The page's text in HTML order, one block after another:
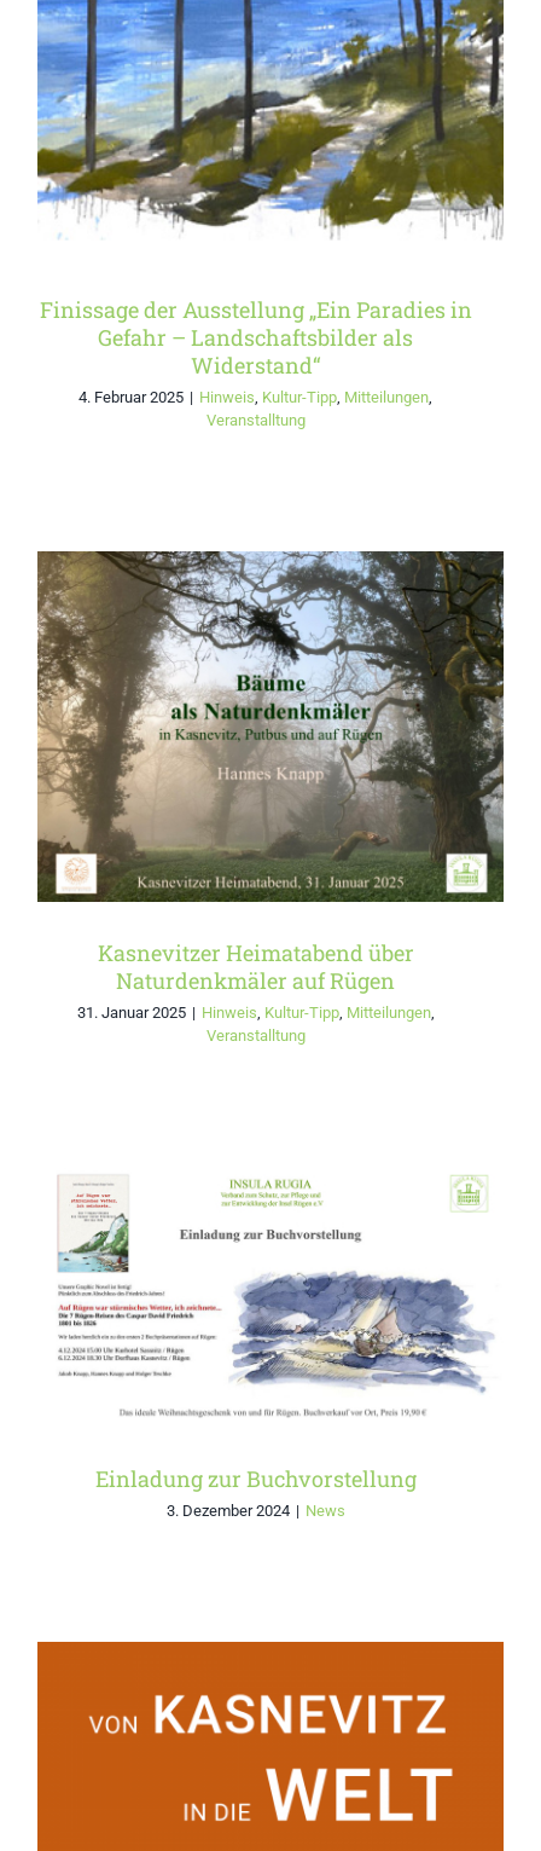
„Ein Paradies in Gefahr –
Landschaftsbilder als
Widerstand“
Finissage der Ausstellung „Ein Paradies in
Gefahr – Landschaftsbilder als
Widerstand“
4. Februar 2025 | Hinweis, Kultur-Tipp, Mitteilungen,
Veranstalltung
Kasnevitzer Heimatabend
über Naturdenkmäler auf
Rügen
Kasnevitzer Heimatabend über
Naturdenkmäler auf Rügen
31. Januar 2025 | Hinweis Kultur-Tipp, Mitteilungen,
Veranstalltung
Einladung zur
Buchvorstellung
Einladung zur Buchvorstellung
3. Dezember 2024 | News